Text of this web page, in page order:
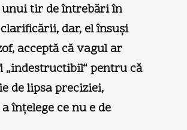
tir de întrebări în
dar, el însuşi
acceptă că vagul ar
„indestructibil“ pentru că
de lipsa preciziei,
înţelege ce nu e de